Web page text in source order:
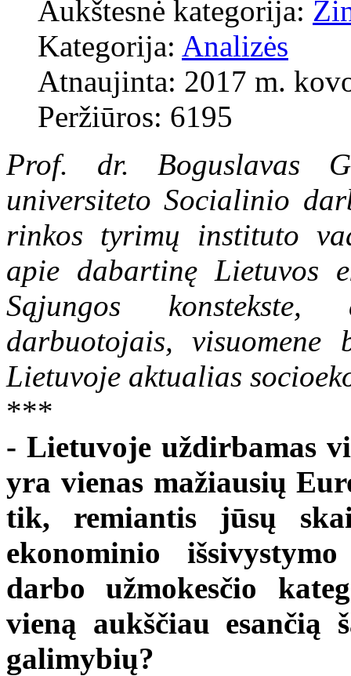
Aukštesnė kategorija:
Kategorija: Analizės
Atnaujinta: 2017 m.
Peržiūros: 6195
Prof. dr. Boguslavas
universiteto Socialinio
rinkos tyrimų instituto
apie dabartinę Lietuvos
Sąjungos
darbuotojais,
Lietuvoje aktualias
***
- Lietuvoje uždirbamas
yra vienas mažiausių
tik, remiantis jūsų
ekonominio
darbo užmokesčio
vieną aukščiau esančią
galimybių?